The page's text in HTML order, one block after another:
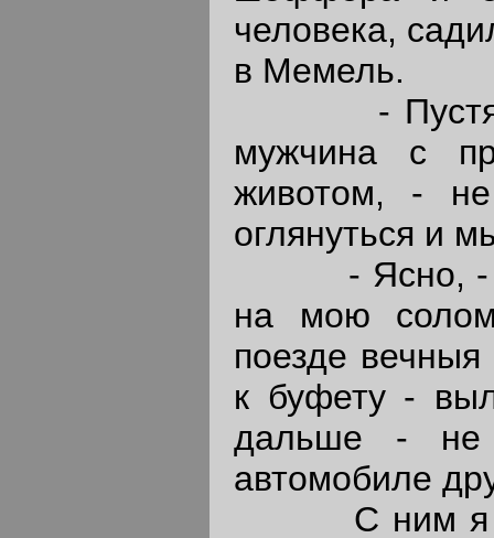
человека,
в Мемель.
- Пустяки, -
мужчина с
животом, -
оглянуться и
- Ясно, -
на мою
поезде
к буфету -
дальше - не
автомобиле
С ним я не